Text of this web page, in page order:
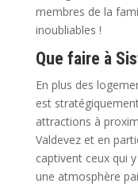
membres de la
inoubliables !
Que faire à
En plus des
est
attractions à
Valdevez et en
captivent ceux qui
une atmosphère